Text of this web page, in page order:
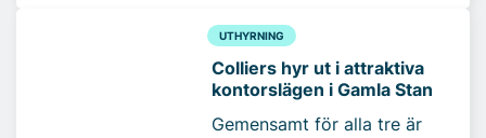
UTHYRNING
Colliers hyr ut i attraktiva
kontorslägen i Gamla Stan
Gemensamt för alla tre är